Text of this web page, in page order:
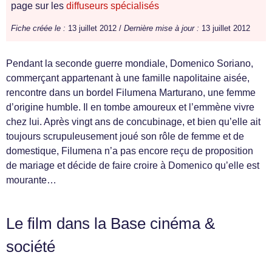
page sur les diffuseurs spécialisés
Fiche créée le : 13 juillet 2012 / Dernière mise à jour : 13 juillet 2012
Pendant la seconde guerre mondiale, Domenico Soriano,
commerçant appartenant à une famille napolitaine aisée,
rencontre dans un bordel Filumena Marturano, une femme
d’origine humble. Il en tombe amoureux et l’emmène vivre
chez lui. Après vingt ans de concubinage, et bien qu’elle ait
toujours scrupuleusement joué son rôle de femme et de
domestique, Filumena n’a pas encore reçu de proposition
de mariage et décide de faire croire à Domenico qu’elle est
mourante…
Le film dans la Base cinéma &
société